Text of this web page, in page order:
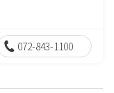
072-843-1100